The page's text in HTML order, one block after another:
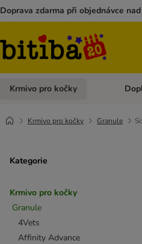
Doprava zdarma při objednávce
Krmivo pro kočky
Krmivo pro kočky Granule
Kategorie
Krmivo pro kočky
Granule
4Vets
Affinity Advance